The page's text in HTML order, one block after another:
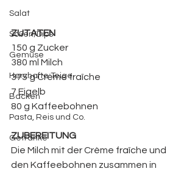
Salat
Soßen/Dips
Gemüse
Herzhafte Teige
Backen
Pasta, Reis und Co.
Getränke
ZUTATEN
150 g Zucker
380 ml Milch
375 g Crème fraîche
7 Eigelb
80 g Kaffeebohnen
ZUBEREITUNG
Die Milch mit der Crème fraîche und
den Kaffeebohnen zusammen in